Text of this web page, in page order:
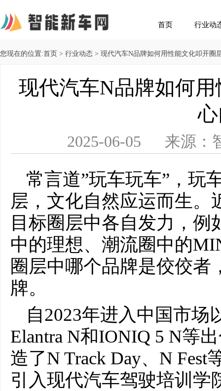
首页 行业动
您现在的位置:首页 > 行业动态 > 现代汽车N品牌如何用性能文化叩开圈
现代汽车N品牌如何
2025-06-05 来源：
常言道”玩车玩车”，玩
层，文化自然应运而生。
目标圈层中各自发力，
中的理想、潮流圈中的
圈层中哪个品牌是佼佼
牌。
自2023年进入中国市场
Elantra N和IONIQ 5 N等
造了N Track Day、N
引入现代汽车驾驶培训学